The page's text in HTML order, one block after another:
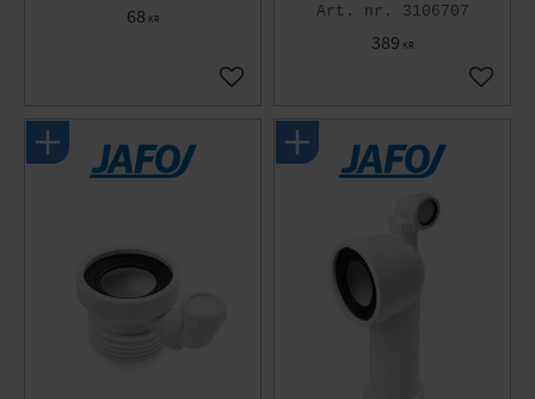
68 KR
Lägg till i favoriter
3106707
389 KR
Lägg